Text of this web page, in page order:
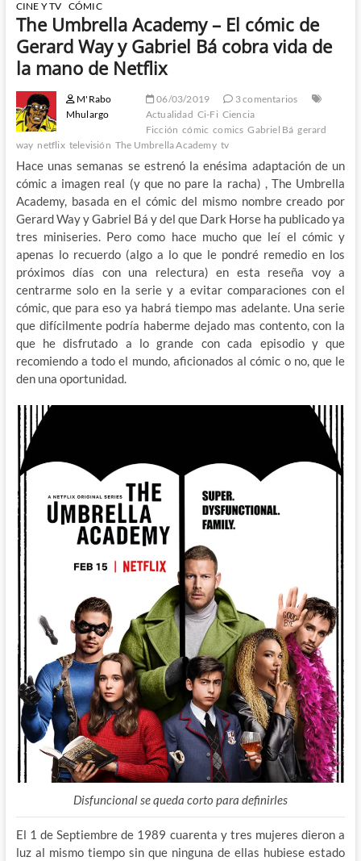
CINE Y TV CÓMIC
The Umbrella Academy – El cómic de
Gerard Way y Gabriel Bá cobra vida de
la mano de Netflix
M'Rabo
Mhulargo
06/03/2019
3 comentarios
Actualidad Ci-Fi Ciencia
Ficción cómic comics Gabriel Bá gerard
way netflix televisión The Umbrella Academy tv
Hace unas semanas se estrenó la enésima adaptación de un
cómic a imagen real (y que no pare la racha) , The Umbrella
Academy, basada en el cómic del mismo nombre creado por
Gerard Way y Gabriel Bá y del que Dark Horse ha publicado ya
tres miniseries. Pero como hace mucho que leí el cómic y
apenas lo recuerdo (algo a lo que le pondré remedio en los
próximos días con una relectura) en esta reseña voy a
centrarme solo en la serie y a evitar comparaciones con el
cómic, que para eso ya habrá tiempo mas adelante. Una serie
que difícilmente podría haberme dejado mas contento, con la
que he disfrutado a lo grande con cada episodio y que
recomiendo a todo el mundo, aficionados al cómic o no, que le
den una oportunidad.
Disfuncional se queda corto para definirles
El 1 de Septiembre de 1989 cuarenta y tres mujeres dieron a
luz al mismo tiempo sin que ninguna de ellas hubiese estado